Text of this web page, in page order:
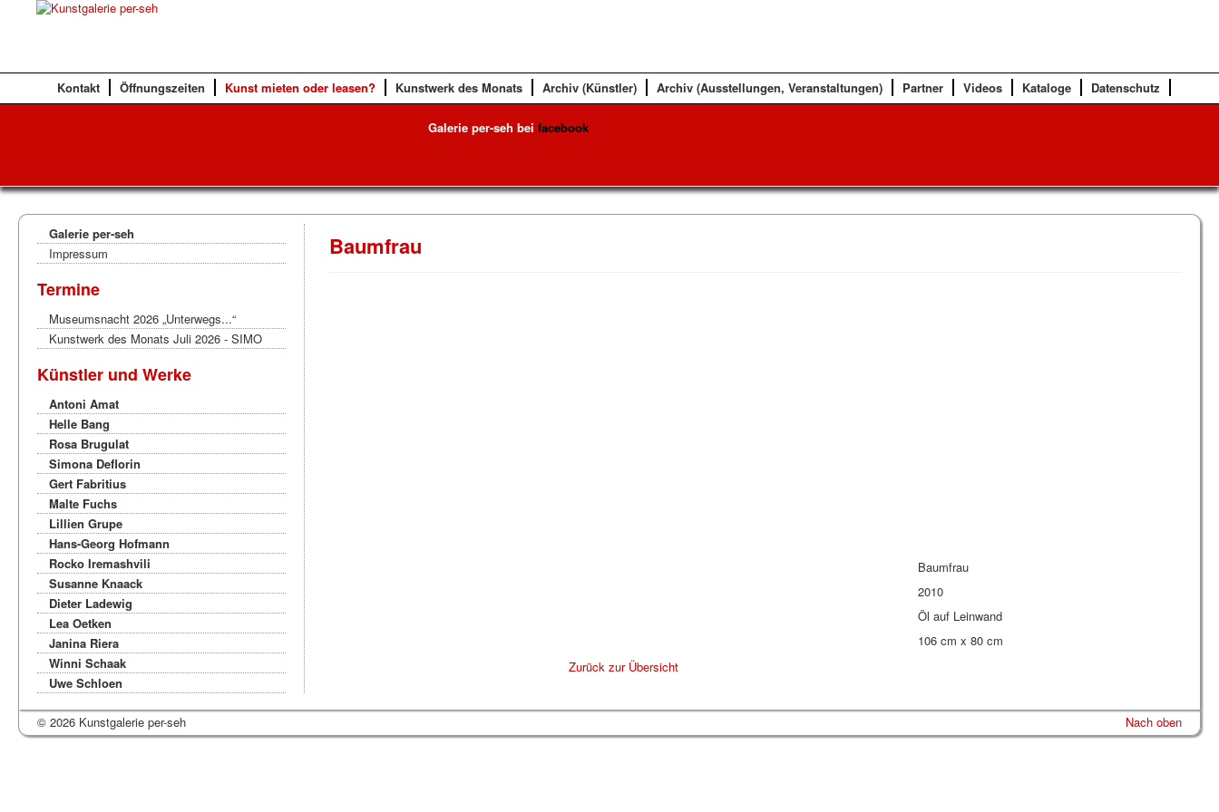
Kontakt Öffnungszeiten Kunst mieten oder leasen? Kunstwerk des Monats Archiv (Künstler) Archiv (Ausstellungen, Veranstaltungen) Partner Videos Kataloge Datenschutz
Galerie per-seh bei facebook
Galerie per-seh
Impressum
Termine
Museumsnacht 2026 „Unterwegs...“
Kunstwerk des Monats Juli 2026 - SIMO
Künstler und Werke
Antoni Amat
Helle Bang
Rosa Brugulat
Simona Deflorin
Gert Fabritius
Malte Fuchs
Lillien Grupe
Hans-Georg Hofmann
Rocko Iremashvili
Susanne Knaack
Dieter Ladewig
Lea Oetken
Janina Riera
Winni Schaak
Uwe Schloen
Baumfrau
Baumfrau
2010
Öl auf Leinwand
106 cm x 80 cm
Zurück zur Übersicht
Nach oben
© 2026 Kunstgalerie per-seh